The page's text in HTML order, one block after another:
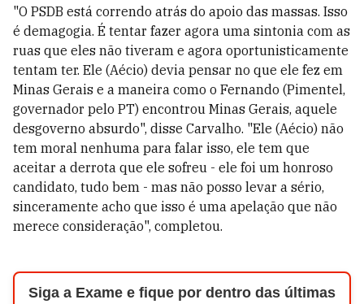
"O PSDB está correndo atrás do apoio das massas. Isso
é demagogia. É tentar fazer agora uma sintonia com as
ruas que eles não tiveram e agora oportunisticamente
tentam ter. Ele (Aécio) devia pensar no que ele fez em
Minas Gerais e a maneira como o Fernando (Pimentel,
governador pelo PT) encontrou Minas Gerais, aquele
desgoverno absurdo", disse Carvalho. "Ele (Aécio) não
tem moral nenhuma para falar isso, ele tem que
aceitar a derrota que ele sofreu - ele foi um honroso
candidato, tudo bem - mas não posso levar a sério,
sinceramente acho que isso é uma apelação que não
merece consideração", completou.
Siga a Exame e fique por dentro das últimas